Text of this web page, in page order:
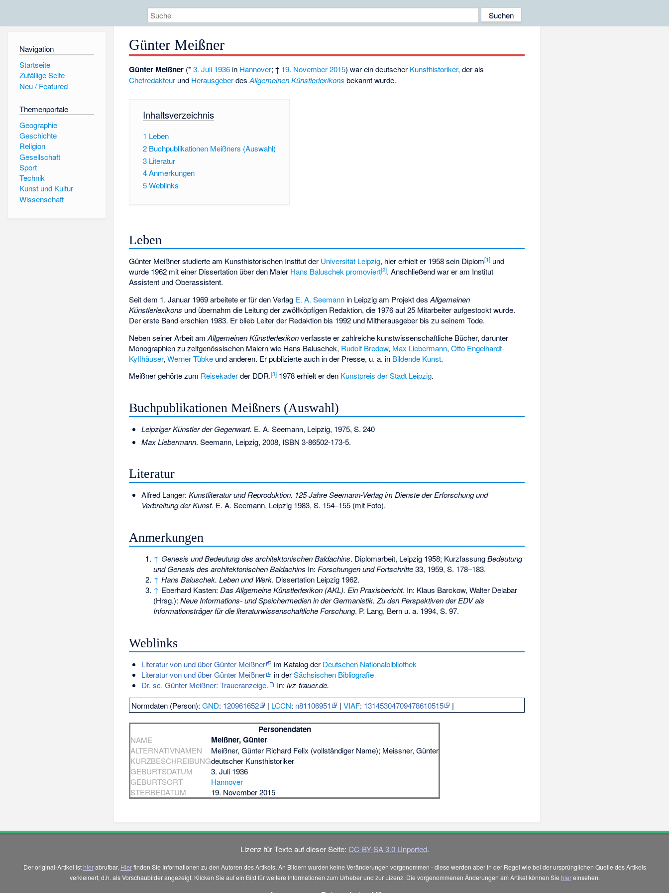
Navigation
Startseite
Zufällige Seite
Neu / Featured
Themenportale
Geographie
Geschichte
Religion
Gesellschaft
Sport
Technik
Kunst und Kultur
Wissenschaft
Günter Meißner
Günter Meißner (*3. Juli 1936 in Hannover; † 19. November 2015) war ein deutscher Kunsthistoriker, der als
Chefredakteur und HerausgeberdesAllgemeinen Künstlerlexikons bekannt wurde.
Inhaltsverzeichnis
1 Leben
2 Buchpublikationen Meißners (Auswahl)
3 Literatur
4Anmerkungen
5Weblinks
Leben
Günter Meißner studierte am Kunsthistorischen Institut der Universität Leipzig, hier erhielt er 1958 sein Diplom[1] und
wurde 1962 mit einer Dissertation über den Maler Hans Baluschek promoviert[2]. Anschließend war er am Institut
Assistent und Oberassistent.
Seit dem 1. Januar 1969 arbeitete er für den Verlag E. A. Seemann in Leipzig am Projekt desAllgemeinen
Künstlerlexikons und übernahm die Leitung der zwölfköpfigen Redaktion, die 1976 auf 25 Mitarbeiter aufgestockt wurde.
Der erste Band erschien 1983. Er blieb Leiter der Redaktion bis 1992 und Mitherausgeber bis zu seinem Tode.
Neben seiner Arbeit amAllgemeinen Künstlerlexikonverfasste er zahlreiche kunstwissenschaftliche Bücher, darunter
Monographien zu zeitgenössischen Malern wie Hans Baluschek, Rudolf Bredow, Max Liebermann,Otto Engelhardt-
Kyffhäuser,Werner Tübke und anderen. Er publizierte auch in der Presse, u. a. in Bildende Kunst.
Meißner gehörte zum Reisekaderder DDR.[3] 1978 erhielt er den Kunstpreis der Stadt Leipzig.
Buchpublikationen Meißners (Auswahl)
Leipziger Künstler der Gegenwart. E. A. Seemann, Leipzig, 1975, S. 240
Max Liebermann. Seemann, Leipzig, 2008, ISBN 3-86502-173-5.
Literatur
Alfred Langer: Kunstliteratur und Reproduktion. 125 Jahre Seemann-Verlag im Dienste der Erforschung und
Verbreitung der Kunst. E. A. Seemann, Leipzig 1983, S. 154–155 (mit Foto).
Anmerkungen
↑ Genesis und Bedeutung des architektonischen Baldachins. Diplomarbeit, Leipzig 1958; KurzfassungBedeutung
und Genesis des architektonischen Baldachins In: Forschungen und Fortschritte33, 1959, S. 178–183.
↑ Hans Baluschek. Leben und Werk. Dissertation Leipzig 1962.
↑ Eberhard Kasten: Das Allgemeine Künstlerlexikon (AKL). Ein Praxisbericht. In: Klaus Barckow, Walter Delabar
(Hrsg.): Neue Informations- und Speichermedien in der Germanistik. Zu den Perspektiven der EDV als
Informationsträger für die literaturwissenschaftliche Forschung. P. Lang, Bern u. a. 1994, S. 97.
Weblinks
Literatur von und über Günter Meißner im Katalog der Deutschen Nationalbibliothek
Literatur von und über Günter Meißner
in derSächsischen Bibliografie
Dr. sc. Günter Meißner: Traueranzeige.
In: lvz-trauer.de.
Normdaten (Person):GND: 120961652 | LCCN: n81106951 |VIAF: 13145304709478610515 |
Personendaten
NAME Meißner, Günter
ALTERNATIVNAMEN
Meißner, Günter Richard Felix (vollständiger Name); Meissner, Günter
KURZBESCHREIBUNGdeutscher Kunsthistoriker
GEBURTSDATUM
3. Juli 1936
GEBURTSORT
Hannover
STERBEDATUM
19. November 2015
Lizenz für Texte auf dieser Seite: CC-BY-SA 3.0 Unported.
Der original-Artikel ist hierabrufbar. Hierfinden Sie Informationen zu den Autoren des Artikels. An Bildern wurden keine Veränderungen vorgenommen - diese werden aber in der Regel wie bei der ursprünglichen Quelle des Artikels
verkleinert, d.h. als Vorschaubilder angezeigt. Klicken Sie auf ein Bild für weitere Informationen zum Urheber und zur Lizenz. Die vorgenommenen Änderungen am Artikel können Sie hiereinsehen.